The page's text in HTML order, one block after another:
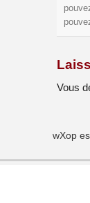
Vous
wXop